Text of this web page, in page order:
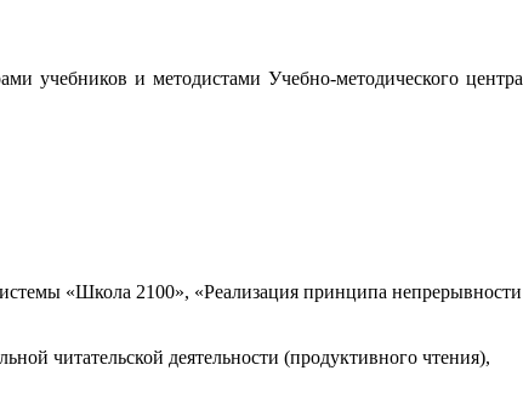
учебников и методистами Учебно-методического центра
«Школа 2100», «Реализация принципа непрерывности
читательской деятельности (продуктивного чтения),